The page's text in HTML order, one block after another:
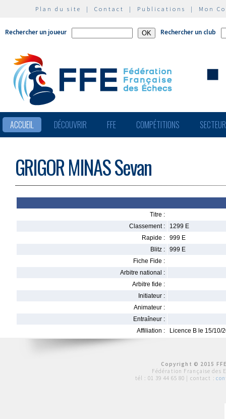
Plan du site | Contact | Publications | Mon
Rechercher un joueur Rechercher un club
ACCUEIL DÉCOUVRIR FFE COMPÉTITIONS
GRIGOR MINAS Sevan
Titre :
Classement :
1299 E
Rapide :
999 E
Blitz :
999 E
Fiche Fide :
Arbitre national :
Arbitre fide :
Initiateur :
Animateur :
Entraîneur :
Affiliation :
Licence B le 15/10/
Copyright © 2015
Fédération Française des
tél : 01 39 44 65 80 | contact :